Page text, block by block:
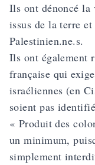
Ils ont dénoncé la
issus de la terre
Palestinien.ne.s.
Ils ont également
française qui
israéliennes (en
soient pas
« Produit des
un minimum,
simplement